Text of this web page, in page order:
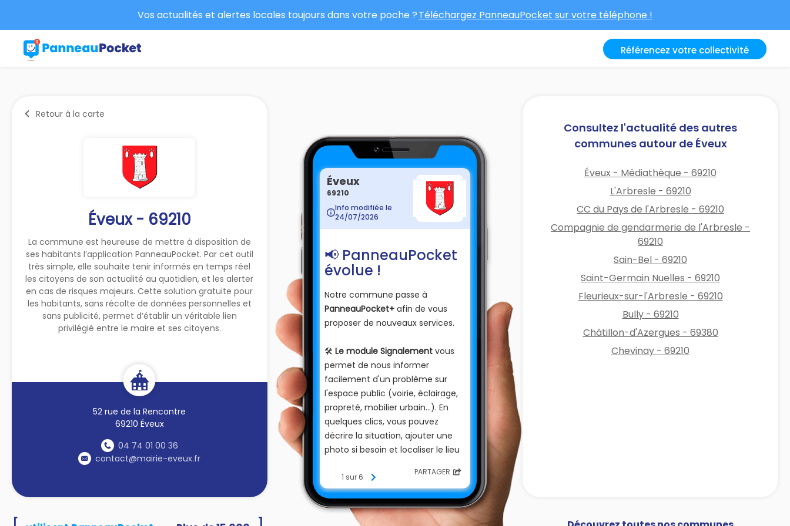
Vos actualités et alertes locales toujours dans votre poche ?Téléchargez PanneauPocket sur votre téléphone !
Référencez votre collectivité
Retour à la carte
Éveux - 69210
La commune est heureuse de mettre à disposition de
ses habitants l’application PanneauPocket. Par cet outil
très simple, elle souhaite tenir informés en temps réel
les citoyens de son actualité au quotidien, et les alerter
en cas de risques majeurs. Cette solution gratuite pour
les habitants, sans récolte de données personnelles et
sans publicité, permet d’établir un véritable lien
privilégié entre le maire et ses citoyens.
52 rue de la Rencontre
69210 Éveux
04 74 01 00 36
contact@mairie-eveux.fr
Éveux
69210
Info modifiée le
24/07/2026
📢 PanneauPocket
évolue !
Notre commune passe à
PanneauPocket+afin de vous
proposer de nouveaux services.
🛠️ Le module Signalementvous
permet de nous informer
facilement d'un problème sur
l'espace public (voirie, éclairage,
propreté, mobilier urbain…). En
quelques clics, vous pouvez
décrire la situation, ajouter une
photo si besoin et localiser le lieu
municipaux sont ainsi informés
plus rapidement.
La Boîte à idées vous offre un
1 sur 6 PARTAGER
Consultez l'actualité des autres
communes autour de Éveux
Éveux - Médiathèque - 69210
L'Arbresle - 69210
CC du Pays de l'Arbresle - 69210
Compagnie de gendarmerie de l'Arbresle -
69210
Sain-Bel - 69210
Saint-Germain Nuelles - 69210
Fleurieux-sur-l'Arbresle - 69210
Bully - 69210
Châtillon-d'Azergues - 69380
Chevinay - 69210